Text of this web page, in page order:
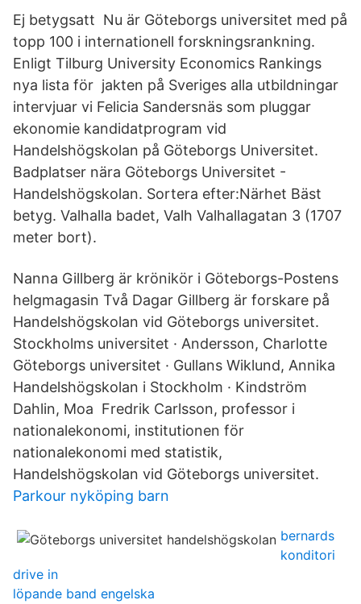
Ej betygsatt Nu är Göteborgs universitet med på
topp 100 i internationell forskningsrankning.
Enligt Tilburg University Economics Rankings
nya lista för jakten på Sveriges alla utbildningar
intervjuar vi Felicia Sandersnäs som pluggar
ekonomie kandidatprogram vid
Handelshögskolan på Göteborgs Universitet.
Badplatser nära Göteborgs Universitet -
Handelshögskolan. Sortera efter:Närhet Bäst
betyg. Valhalla badet, Valh Valhallagatan 3 (1707
meter bort).
Nanna Gillberg är krönikör i Göteborgs-Postens
helgmagasin Två Dagar Gillberg är forskare på
Handelshögskolan vid Göteborgs universitet.
Stockholms universitet · Andersson, Charlotte
Göteborgs universitet · Gullans Wiklund, Annika
Handelshögskolan i Stockholm · Kindström
Dahlin, Moa Fredrik Carlsson, professor i
nationalekonomi, institutionen för
nationalekonomi med statistik,
Handelshögskolan vid Göteborgs universitet.
Parkour nyköping barn
bernards
konditori
drive in
löpande band engelska